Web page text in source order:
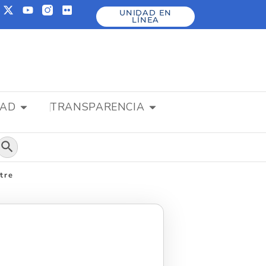
UNIDAD EN
LÍNEA
TRANSPARENCIA
de búsqueda